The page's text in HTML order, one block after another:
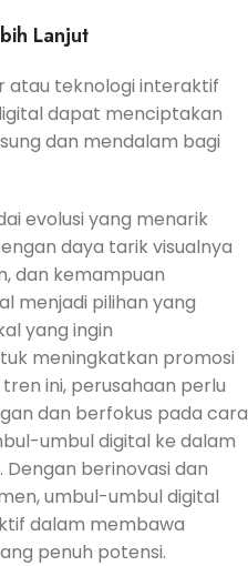
Lanjut
atau teknologi interaktif
dapat menciptakan
dan mendalam bagi
evolusi yang menarik
daya tarik visualnya
dan kemampuan
menjadi pilihan yang
yang ingin
meningkatkan promosi
ini, perusahaan perlu
dan berfokus pada cara
umbul digital ke dalam
berinovasi dan
umbul-umbul digital
dalam membawa
penuh potensi.